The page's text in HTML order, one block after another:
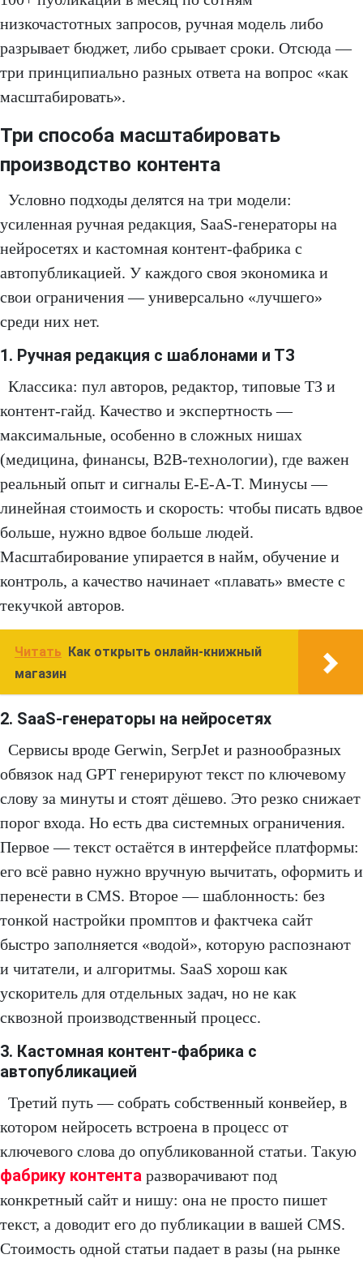
низкочастотных запросов, ручная модель либо
разрывает бюджет, либо срывает сроки. Отсюда —
три принципиально разных ответа на вопрос «как
масштабировать».
Три способа масштабировать
производство контента
Условно подходы делятся на три модели:
усиленная ручная редакция, SaaS-генераторы на
нейросетях и кастомная контент-фабрика с
автопубликацией. У каждого своя экономика и
свои ограничения — универсально «лучшего»
среди них нет.
1. Ручная редакция с шаблонами и ТЗ
Классика: пул авторов, редактор, типовые ТЗ и
контент-гайд. Качество и экспертность —
максимальные, особенно в сложных нишах
(медицина, финансы, B2B-технологии), где важен
реальный опыт и сигналы E-E-A-T. Минусы —
линейная стоимость и скорость: чтобы писать вдвое
больше, нужно вдвое больше людей.
Масштабирование упирается в найм, обучение и
контроль, а качество начинает «плавать» вместе с
текучкой авторов.
Читать
Как открыть онлайн-книжный
магазин
2. SaaS-генераторы на нейросетях
Сервисы вроде Gerwin, SerpJet и разнообразных
обвязок над GPT генерируют текст по ключевому
слову за минуты и стоят дёшево. Это резко снижает
порог входа. Но есть два системных ограничения.
Первое — текст остаётся в интерфейсе платформы:
его всё равно нужно вручную вычитать, оформить и
перенести в CMS. Второе — шаблонность: без
тонкой настройки промптов и фактчека сайт
быстро заполняется «водой», которую распознают
и читатели, и алгоритмы. SaaS хорош как
ускоритель для отдельных задач, но не как
сквозной производственный процесс.
3. Кастомная контент-фабрика с
автопубликацией
Третий путь — собрать собственный конвейер, в
котором нейросеть встроена в процесс от
ключевого слова до опубликованной статьи. Такую
фабрику контента разворачивают под
конкретный сайт и нишу: она не просто пишет
текст, а доводит его до публикации в вашей CMS.
Стоимость одной статьи падает в разы (на рынке